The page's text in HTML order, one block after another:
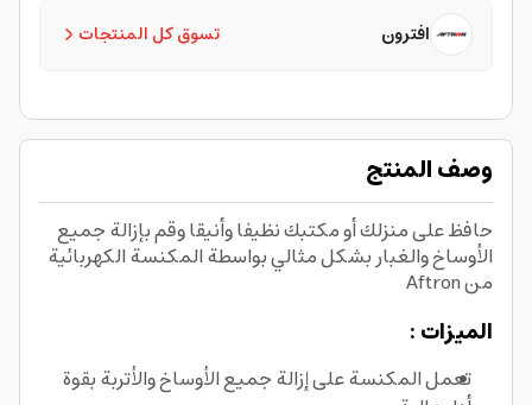
تسوق كل المنتجات افترون
وصف المنتج
حافظ على منزلك أو مكتبك نظيفا وأنيقا وقم بإزالة جميع
الأوساخ والغبار بشكل مثالي بواسطة المكنسة الكهربائية
من Aftron
الميزات :
تعمل المكنسة على إزالة جميع الأوساخ والأتربة بقوة